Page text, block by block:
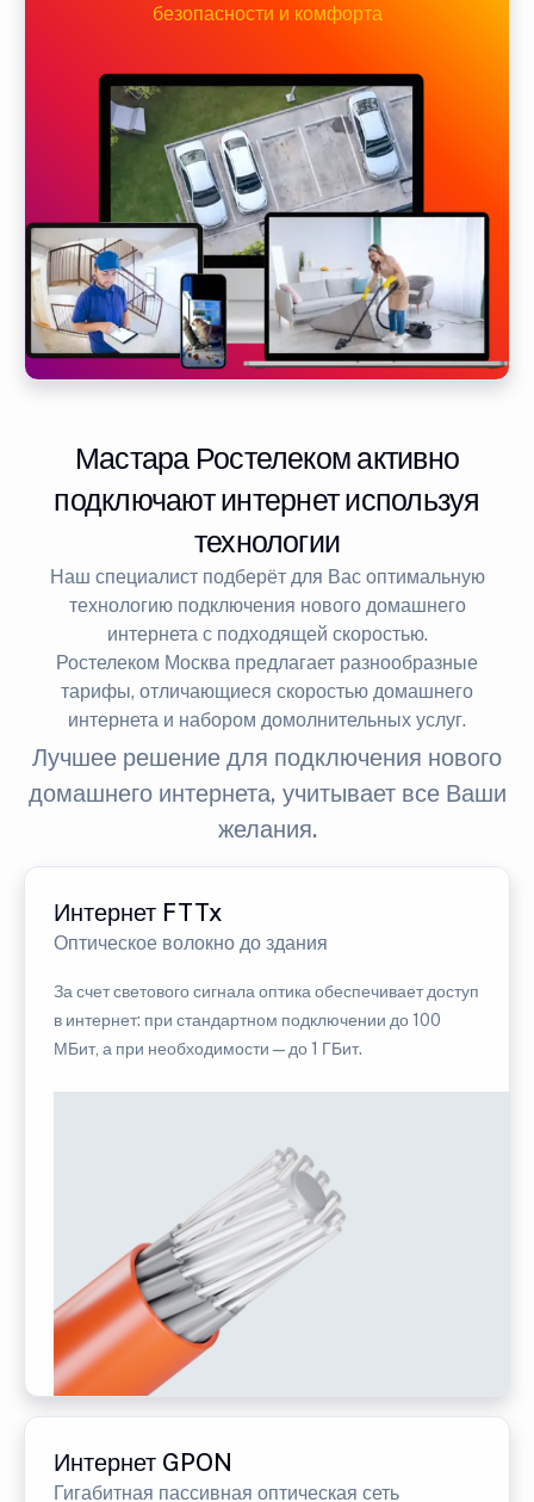
безопасности и комфорта
Мастара Ростелеком активно
подключают интернет используя
технологии
Наш специалист подберёт для Вас оптимальную
технологию подключения нового домашнего
интернета с подходящей скоростью.
Ростелеком Москва предлагает разнообразные
тарифы, отличающиеся скоростью домашнего
интернета и набором домолнительных услуг.
Лучшее решение для подключения нового
домашнего интернета, учитывает все Ваши
желания.
Интернет FTTx
Оптическое волокно до здания
За счет светового сигнала оптика обеспечивает доступ
в интернет: при стандартном подключении до 100
МБит, а при необходимости — до 1 ГБит.
Интернет GPON
Гигабитная пассивная оптическая сеть